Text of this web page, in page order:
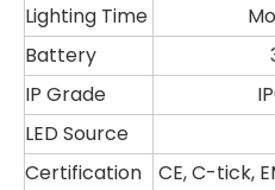
Lighting Time
Battery
IP Grade
LED Source
Certification
CE, C-tick,